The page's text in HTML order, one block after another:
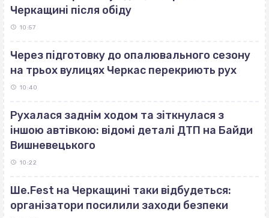
Черкащині після обіду
10:57
Через підготовку до опалювального сезону
на трьох вулицях Черкас перекриють рух
10:40
Рухалася заднім ходом та зіткнулася з
іншою автівкою: відомі деталі ДТП на Байди
Вишневецького
10:22
Ше.Fest на Черкащині таки відбудеться:
організатори посилили заходи безпеки